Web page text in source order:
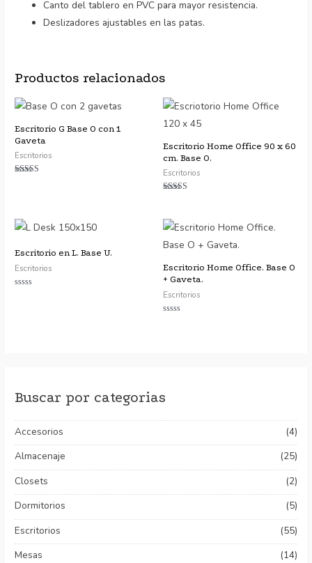
Buscar por categorias
Accesorios
(4)
Almacenaje
(25)
Closets
(2)
Dormitorios
(5)
Escritorios
(55)
Mesas
(14)
Canto del tablero en PVC para mayor resistencia.
Deslizadores ajustables en las patas.
Productos relacionados
Escritorio G Base O con 1
Gaveta
Escritorios
Escritorio Home Office 90 x 60
cm. Base O.
Escritorios
Escritorio en L. Base U.
Escritorios
Escritorio Home Office. Base O
+ Gaveta.
Escritorios